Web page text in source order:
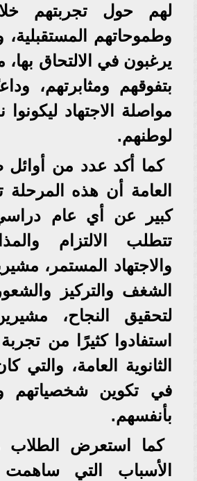
لهم حول تجربتهم
وطموحاتهم المستقبلية،
يرغبون في الالتحاق بها،
بتفوقهم ومثابرتهم،
مواصلة الاجتهاد
لوطنهم.
كما أكد عدد من أوائل
العامة أن هذه
كبير عن أي عام
تتطلب الالتزام
والاجتهاد المستمر،
الشغف والتركيز
لتحقيق النجاح،
استفادوا كثيرًا من
الثانوية العامة، والتي
في تكوين شخصياتهم
بأنفسهم.
كما استعرض
الأسباب التي